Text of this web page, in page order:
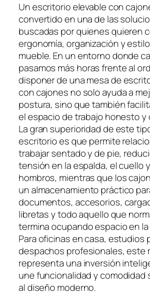
Un escritorio elevable con
convertido en una de las
buscadas por quienes quieren
ergonomía, organización y
mueble. En un entorno donde
pasamos más horas frente al
disponer de una mesa de
con cajones no solo ayuda a
postura, sino que también
el espacio de trabajo honesto y
La gran superioridad de este
escritorio es que permite
trabajar sentado y de pie,
tensión en la espalda, el cuello
hombros, mientras que los
un almacenamiento práctico
documentos, accesorios,
libretas y todo aquello que
termina ocupando espacio en
Para oficinas en casa, estudios
despachos profesionales, este
representa una inversión
une funcionalidad y comodidad
al diseño moderno.